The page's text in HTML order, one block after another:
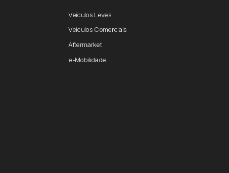
Veículos Leves
Veículos Comerciais
Aftermarket
e-Mobilidade